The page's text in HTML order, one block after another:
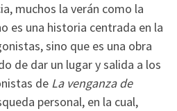
muchos la verán como la
es una historia centrada en la
sino que es una obra
de dar un lugar y salida a los
de La venganza de
personal, en la cual,